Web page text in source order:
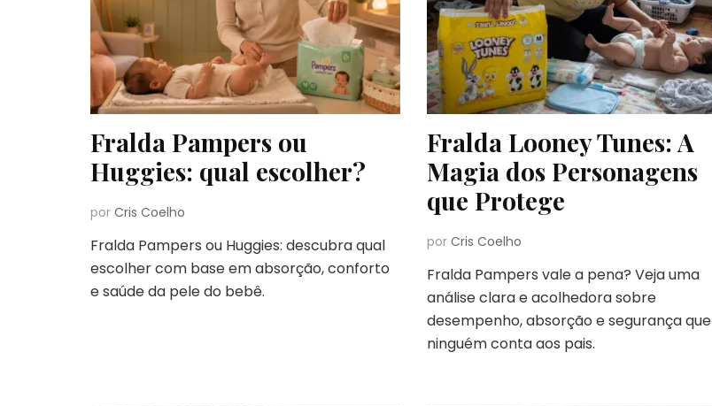
Fralda Pampers ou
Huggies: qual escolher?
por Cris Coelho
Fralda Pampers ou Huggies: descubra qual
escolher com base em absorção, conforto
e saúde da pele do bebê.
Fralda Looney Tunes: A
Magia dos Personagens
que Protege
por Cris Coelho
Fralda Pampers vale a pena? Veja uma
análise clara e acolhedora sobre
desempenho, absorção e segurança que
ninguém conta aos pais.